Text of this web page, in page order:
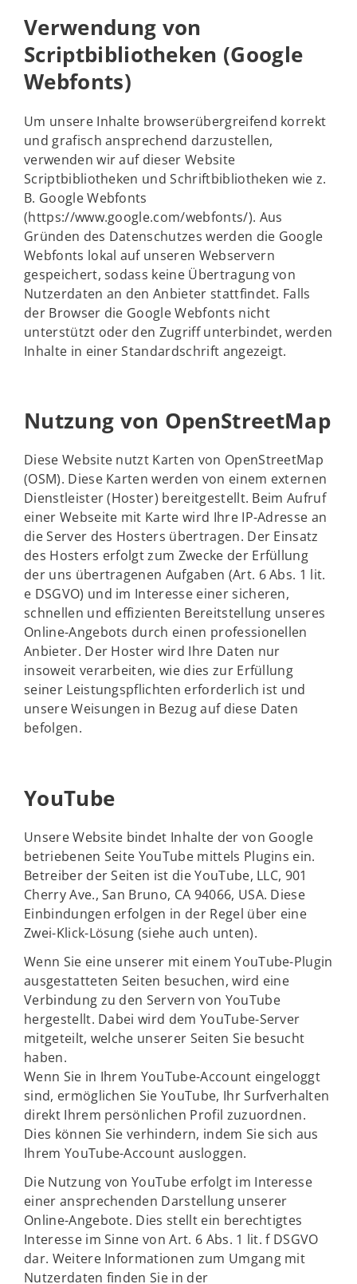
Verwendung von
Scriptbibliotheken (Google
Webfonts)
Um unsere Inhalte browserübergreifend korrekt
und grafisch ansprechend darzustellen,
verwenden wir auf dieser Website
Scriptbibliotheken und Schriftbibliotheken wie z.
B. Google Webfonts
(https://www.google.com/webfonts/). Aus
Gründen des Datenschutzes werden die Google
Webfonts lokal auf unseren Webservern
gespeichert, sodass keine Übertragung von
Nutzerdaten an den Anbieter stattfindet. Falls
der Browser die Google Webfonts nicht
unterstützt oder den Zugriff unterbindet, werden
Inhalte in einer Standardschrift angezeigt.
Nutzung von OpenStreetMap
Diese Website nutzt Karten von OpenStreetMap
(OSM). Diese Karten werden von einem externen
Dienstleister (Hoster) bereitgestellt. Beim Aufruf
einer Webseite mit Karte wird Ihre IP-Adresse an
die Server des Hosters übertragen. Der Einsatz
des Hosters erfolgt zum Zwecke der Erfüllung
der uns übertragenen Aufgaben (Art. 6 Abs. 1 lit.
e DSGVO) und im Interesse einer sicheren,
schnellen und effizienten Bereitstellung unseres
Online-Angebots durch einen professionellen
Anbieter. Der Hoster wird Ihre Daten nur
insoweit verarbeiten, wie dies zur Erfüllung
seiner Leistungspflichten erforderlich ist und
unsere Weisungen in Bezug auf diese Daten
befolgen.
YouTube
Unsere Website bindet Inhalte der von Google
betriebenen Seite YouTube mittels Plugins ein.
Betreiber der Seiten ist die YouTube, LLC, 901
Cherry Ave., San Bruno, CA 94066, USA. Diese
Einbindungen erfolgen in der Regel über eine
Zwei-Klick-Lösung (siehe auch unten).
Wenn Sie eine unserer mit einem YouTube-Plugin
ausgestatteten Seiten besuchen, wird eine
Verbindung zu den Servern von YouTube
hergestellt. Dabei wird dem YouTube-Server
mitgeteilt, welche unserer Seiten Sie besucht
haben.
Wenn Sie in Ihrem YouTube-Account eingeloggt
sind, ermöglichen Sie YouTube, Ihr Surfverhalten
direkt Ihrem persönlichen Profil zuzuordnen.
Dies können Sie verhindern, indem Sie sich aus
Ihrem YouTube-Account ausloggen.
Die Nutzung von YouTube erfolgt im Interesse
einer ansprechenden Darstellung unserer
Online-Angebote. Dies stellt ein berechtigtes
Interesse im Sinne von Art. 6 Abs. 1 lit. f DSGVO
dar. Weitere Informationen zum Umgang mit
Nutzerdaten finden Sie in der